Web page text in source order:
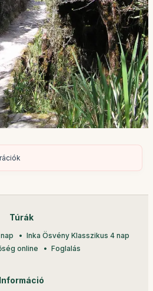
Túrák
Inka Ösvény Klasszikus 4 nap
online
Foglalás
Információ